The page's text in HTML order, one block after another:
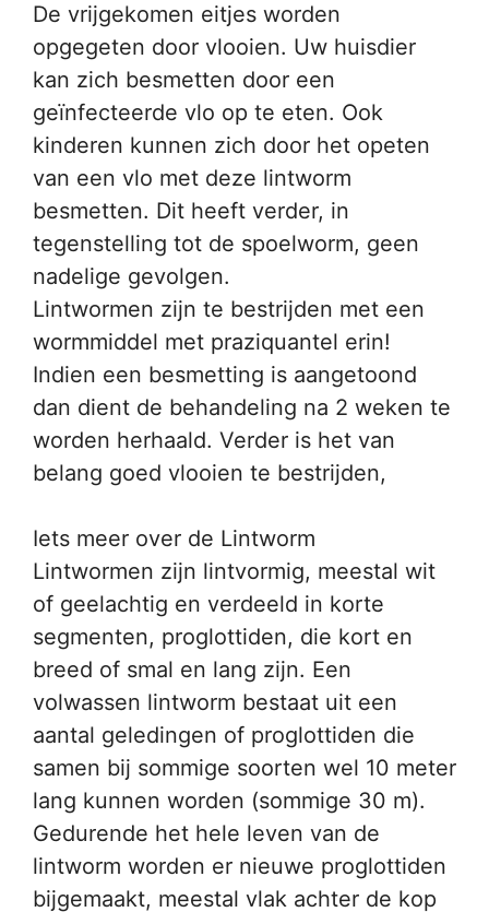
De vrijgekomen eitjes worden
opgegeten door vlooien. Uw huisdier
kan zich besmetten door een
geïnfecteerde vlo op te eten. Ook
kinderen kunnen zich door het opeten
van een vlo met deze lintworm
besmetten. Dit heeft verder, in
tegenstelling tot de spoelworm, geen
nadelige gevolgen.
Lintwormen zijn te bestrijden met een
wormmiddel met praziquantel erin!
Indien een besmetting is aangetoond
dan dient de behandeling na 2 weken te
worden herhaald. Verder is het van
belang goed vlooien te bestrijden,
Iets meer over de Lintworm
Lintwormen zijn lintvormig, meestal wit
of geelachtig en verdeeld in korte
segmenten, proglottiden, die kort en
breed of smal en lang zijn. Een
volwassen lintworm bestaat uit een
aantal geledingen of proglottiden die
samen bij sommige soorten wel 10 meter
lang kunnen worden (sommige 30 m).
Gedurende het hele leven van de
lintworm worden er nieuwe proglottiden
bijgemaakt, meestal vlak achter de kop